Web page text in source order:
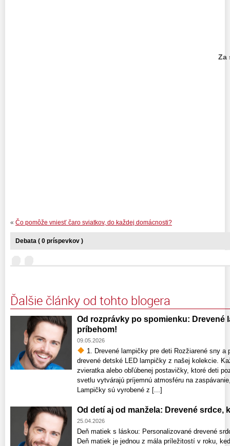
Za
« Čo pomôže vniesť čaro sviatkov, do každej domácnosti?
Debata ( 0 príspevkov )
Ďalšie články od tohto blogera
Od rozprávky po spomienku: Drevené
príbehom!
09.05.2026
1. Drevené lampičky pre deti Rozžiarené sny a
drevené detské LED lampičky z našej kolekcie.
zvieratka alebo obľúbenej postavičky, ktoré deti
svetlu vytvárajú príjemnú atmosféru na
Lampičky sú vyrobené z [...]
Od detí aj od manžela: Drevené srdce,
25.04.2026
Deň matiek s láskou: Personalizované drevené
Deň matiek je jednou z mála príležitostí v roku,